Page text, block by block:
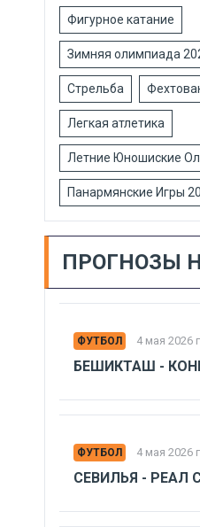
Фигурное катание
Зимняя олимпиада
Стрельба
Легкая атлетика
Летние Юношиские
Панармянские Игры
ПРОГНОЗЫ
ФУТБОЛ 4 мая 2026
БЕШИКТАШ -
ФУТБОЛ 4 мая 2026
СЕВИЛЬЯ - РЕАЛ